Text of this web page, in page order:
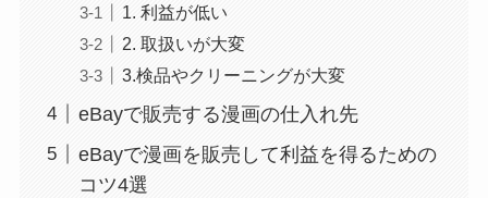
1. 利益が低い
2. 取扱いが大変
3.検品やクリーニングが大変
eBayで販売する漫画の仕入れ先
eBayで漫画を販売して利益を得るための
コツ4選